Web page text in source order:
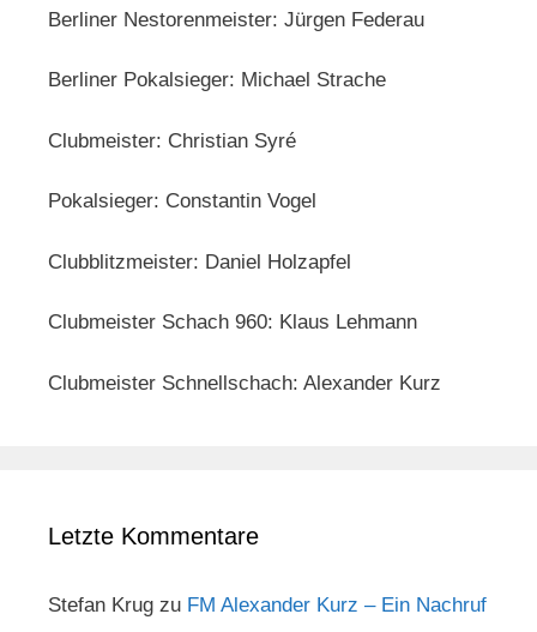
Berliner Nestorenmeister: Jürgen Federau
Berliner Pokalsieger: Michael Strache
Clubmeister: Christian Syré
Pokalsieger: Constantin Vogel
Clubblitzmeister: Daniel Holzapfel
Clubmeister Schach 960: Klaus Lehmann
Clubmeister Schnellschach: Alexander Kurz
Letzte Kommentare
Stefan Krug zu FM Alexander Kurz – Ein Nachruf